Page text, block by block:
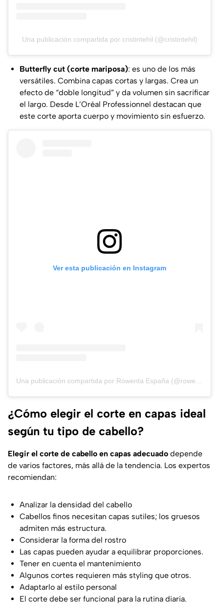
Una publicación compartida por cristintehil (@cristintehil)
Butterfly cut (corte mariposa): es uno de los más
versátiles. Combina capas cortas y largas. Crea un
efecto de “doble longitud” y da volumen sin sacrificar
el largo. Desde L’Oréal Professionnel destacan que
este corte aporta cuerpo y movimiento sin esfuerzo.
Ver esta publicación en Instagram
¿Cómo elegir el corte en capas ideal
según tu tipo de cabello?
Elegir el corte de cabello en capas adecuado depende
de varios factores, más allá de la tendencia. Los expertos
recomiendan:
Analizar la densidad del cabello
Cabellos finos necesitan capas sutiles; los gruesos
admiten más estructura.
Considerar la forma del rostro
Las capas pueden ayudar a equilibrar proporciones.
Tener en cuenta el mantenimiento
Algunos cortes requieren más styling que otros.
Adaptarlo al estilo personal
El corte debe ser funcional para la rutina diaria.